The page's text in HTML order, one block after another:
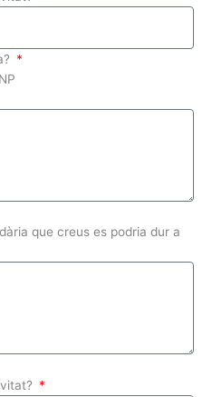
NP
que creus es podria dur a